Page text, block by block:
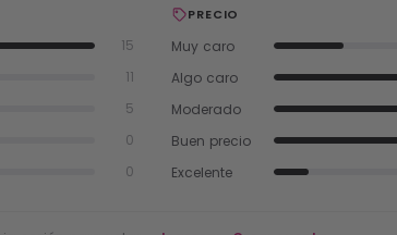
15
11
5
0
0
PRECIO
Muy caro
Algo caro
Moderado
Buen precio
Excelente